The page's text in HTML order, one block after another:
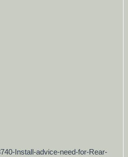
Install-advice-need-for-Rear-